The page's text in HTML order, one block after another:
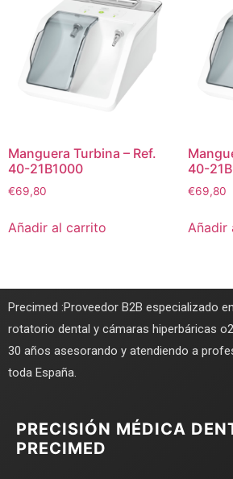
Manguera Turbina – Ref.
40-21B1000
€69,80
Añadir al carrito
40-
€69,80
Añadir
Precimed :Proveedor B2B especializado
rotatorio dental y cámaras hiperbáricas
30 años asesorando y atendiendo a
toda España.
PRECISIÓN MÉDICA
PRECIMED